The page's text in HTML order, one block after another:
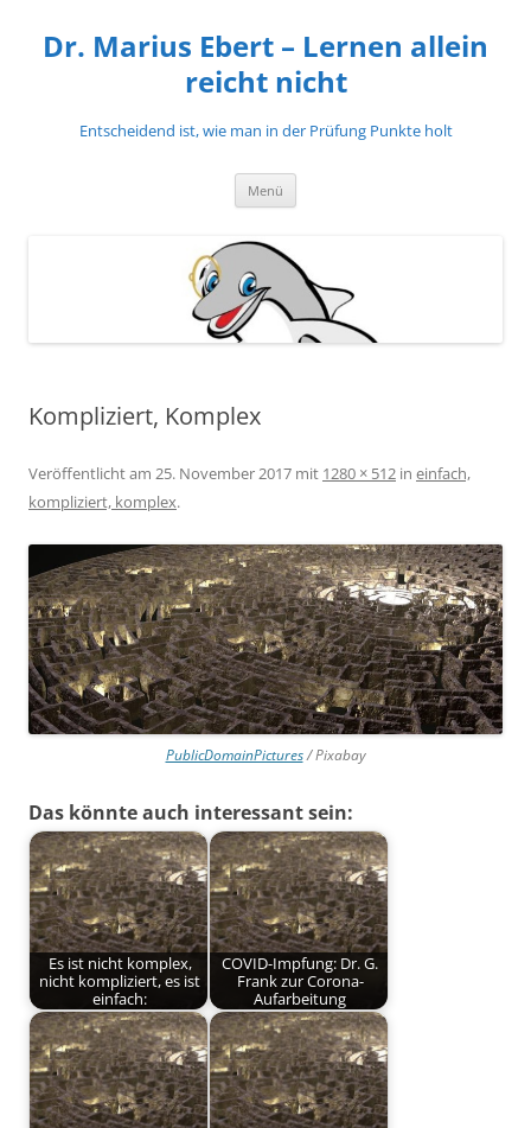
springen
Dr. Marius Ebert – Lernen allein
reicht nicht
Entscheidend ist, wie man in der Prüfung Punkte holt
Menü
Kompliziert, Komplex
Veröffentlicht am 25. November 2017 mit 1280 × 512 in einfach,
kompliziert, komplex.
PublicDomainPictures/ Pixabay
Das könnte auch interessant sein:
Es ist nicht komplex,
nicht kompliziert, es ist
einfach:
COVID-Impfung: Dr. G.
Frank zur Corona-
Aufarbeitung